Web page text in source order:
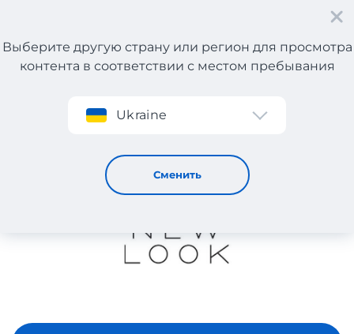
Регистрация
Выберите другую страну или регион для просмотра
контента в соответствии с местом пребывания
Ukraine
Сменить
NEW LOOK